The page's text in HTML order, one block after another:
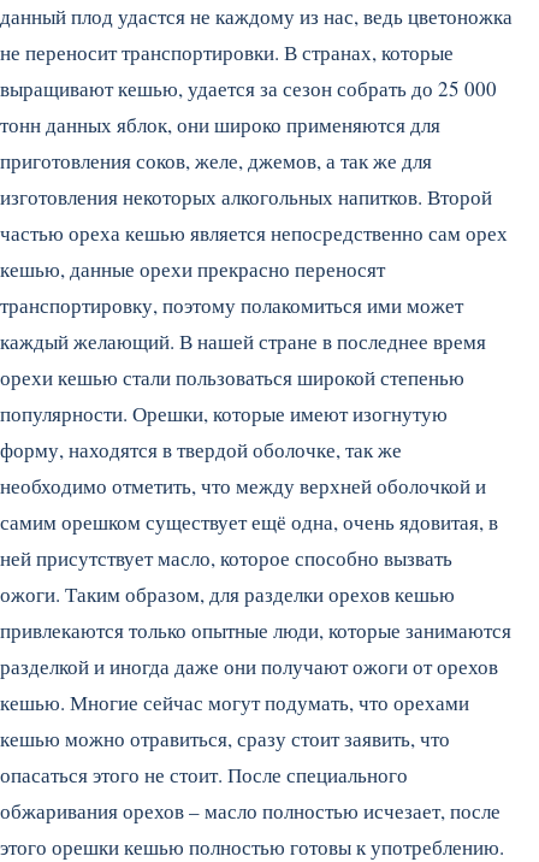
данный плод удастся не каждому из нас, ведь цветоножка
не переносит транспортировки. В странах, которые
выращивают кешью, удается за сезон собрать до 25 000
тонн данных яблок, они широко применяются для
приготовления соков, желе, джемов, а так же для
изготовления некоторых алкогольных напитков. Второй
частью ореха кешью является непосредственно сам орех
кешью, данные орехи прекрасно переносят
транспортировку, поэтому полакомиться ими может
каждый желающий. В нашей стране в последнее время
орехи кешью стали пользоваться широкой степенью
популярности. Орешки, которые имеют изогнутую
форму, находятся в твердой оболочке, так же
необходимо отметить, что между верхней оболочкой и
самим орешком существует ещё одна, очень ядовитая, в
ней присутствует масло, которое способно вызвать
ожоги. Таким образом, для разделки орехов кешью
привлекаются только опытные люди, которые занимаются
разделкой и иногда даже они получают ожоги от орехов
кешью. Многие сейчас могут подумать, что орехами
кешью можно отравиться, сразу стоит заявить, что
опасаться этого не стоит. После специального
обжаривания орехов – масло полностью исчезает, после
этого орешки кешью полностью готовы к употреблению.